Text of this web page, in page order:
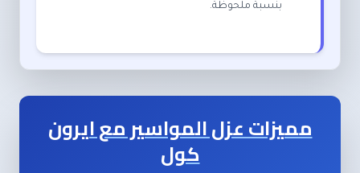
بنسبة ملحوظة.
مميزات عزل المواسير مع ايرون
كول